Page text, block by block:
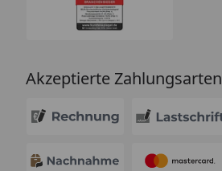
Akzeptierte Zahlungsarten